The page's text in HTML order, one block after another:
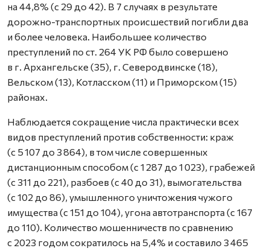
на 44,8% (с 29 до 42). В 7 случаях в результате
дорожно-транспортных происшествий погибли два
и более человека. Наибольшее количество
преступлений по ст. 264 УК РФ было совершено
в г. Архангельске (35), г. Северодвинске (18),
Вельском (13), Котласском (11) и Приморском (15)
районах.
Наблюдается сокращение числа практически всех
видов преступлений против собственности: краж
(с 5 107 до 3 864), в том числе совершенных
дистанционным способом (с 1 287 до 1 023), грабежей
(с 311 до 221), разбоев (с 40 до 31), вымогательства
(с 102 до 86), умышленного уничтожения чужого
имущества (с 151 до 104), угона автотранспорта (с 167
до 110). Количество мошенничеств по сравнению
с 2023 годом сократилось на 5,4% и составило 3 465